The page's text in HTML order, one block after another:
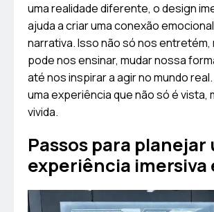
uma realidade diferente, o design
ajuda a criar uma conexão
narrativa. Isso não só nos entretém,
pode nos ensinar, mudar nossa
até nos inspirar a agir no mundo
uma experiência que não só é vista,
vivida.
Passos para planejar
experiência imersiva